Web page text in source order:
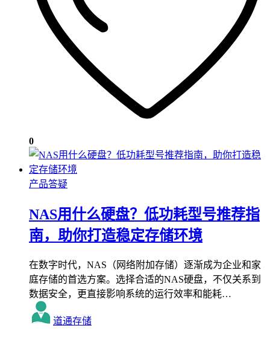
0
产品答疑
NAS用什么硬盘？低功耗型号推荐指
南，助你打造稳定存储环境
在数字时代，NAS（网络附加存储）逐渐成为企业和家
庭存储的首选方案。选择合适的NAS硬盘，不仅关系到
数据安全，更直接影响系统的运行效率和能耗…
道通存储